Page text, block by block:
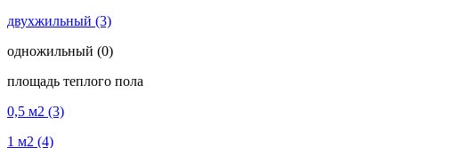
двухжильный (3)
одножильный (0)
площадь теплого пола
0,5 м2 (3)
1 м2 (4)